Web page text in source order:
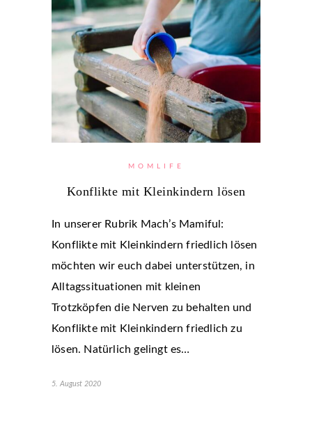
MOMLIFE
Konflikte mit Kleinkindern lösen
In unserer Rubrik Mach’s Mamiful:
Konflikte mit Kleinkindern friedlich lösen
möchten wir euch dabei unterstützen, in
Alltagssituationen mit kleinen
Trotzköpfen die Nerven zu behalten und
Konflikte mit Kleinkindern friedlich zu
lösen. Natürlich gelingt es…
5. August 2020